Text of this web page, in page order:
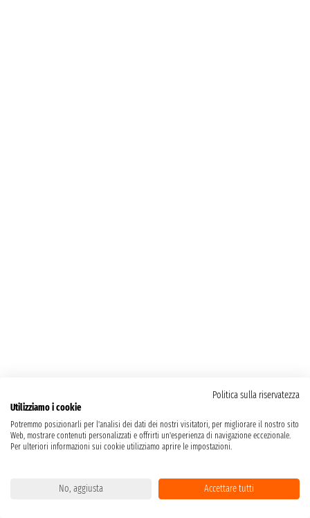
Politica sulla riservatezza
Utilizziamo i cookie
Potremmo posizionarli per l'analisi dei dati dei nostri visitatori, per migliorare il nostro sito
Web, mostrare contenuti personalizzati e offrirti un'esperienza di navigazione eccezionale.
Per ulteriori informazioni sui cookie utilizziamo aprire le impostazioni.
No, aggiusta Accettare tutti